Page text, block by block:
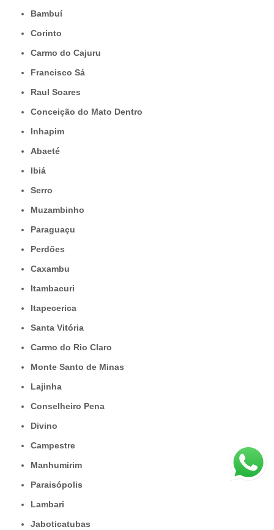
Bambuí
Corinto
Carmo do Cajuru
Francisco Sá
Raul Soares
Conceição do Mato Dentro
Inhapim
Abaeté
Ibiá
Serro
Muzambinho
Paraguaçu
Perdões
Caxambu
Itambacuri
Itapecerica
Santa Vitória
Carmo do Rio Claro
Monte Santo de Minas
Lajinha
Conselheiro Pena
Divino
Campestre
Manhumirim
Paraisópolis
Lambari
Jaboticatubas